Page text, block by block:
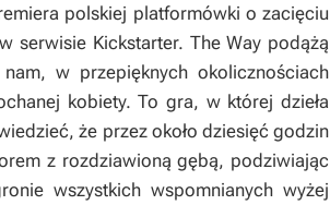
polskiej platformówki o zacięciu
serwisie Kickstarter. The Way podążą
w przepięknych okolicznościach
kobiety. To gra, w której dzieła
że przez około dziesięć godzin
z rozdziawioną gębą, podziwiając
wszystkich wspomnianych wyżej